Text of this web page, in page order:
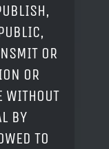
OR
OR
WITHOUT
BY
TO